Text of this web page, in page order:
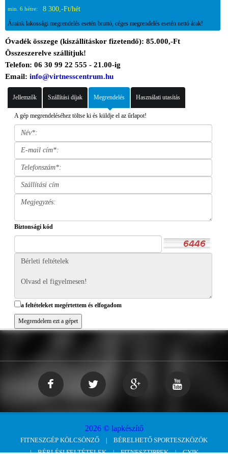
min. 6 hétre: 8 300,-Ft/hét
Áraink lakossági megrendelés esetén bruttó, céges megrendelés esetén nettó árak!
Óvadék összege (kiszállításkor fizetendő): 85.000,-Ft
Összeszerelve szállítjuk!
Telefon: 06 30 99 22 555 - 21.00-ig
Email: info@virtnesscentrum.hu
Jellemzők Szállítási díjak Megrendelés Használati utasítás
A gép megrendeléséhez töltse ki és küldje el az űrlapot!
Biztonsági kód
a feltételeket megértettem és elfogadom
2026 © lapkészítő
FITNESZGÉP KÖLCSÖNZŐ
BÉRELHETŐ SPORTESZKÖZÖK
BÉRLÉSI FELTÉTELEK
FITNESZTIPPEK GYIK